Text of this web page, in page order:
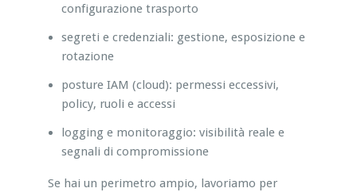
configurazione trasporto
segreti e credenziali: gestione, esposizione e
rotazione
posture IAM (cloud): permessi eccessivi,
policy, ruoli e accessi
logging e monitoraggio: visibilità reale e
segnali di compromissione
Se hai un perimetro ampio, lavoriamo per